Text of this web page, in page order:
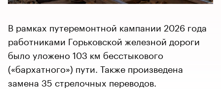
В рамках путеремонтной кампании 2026 года
работниками Горьковской железной дороги
было уложено 103 км бесстыкового
(«бархатного») пути. Также произведена
замена 35 стрелочных переводов.